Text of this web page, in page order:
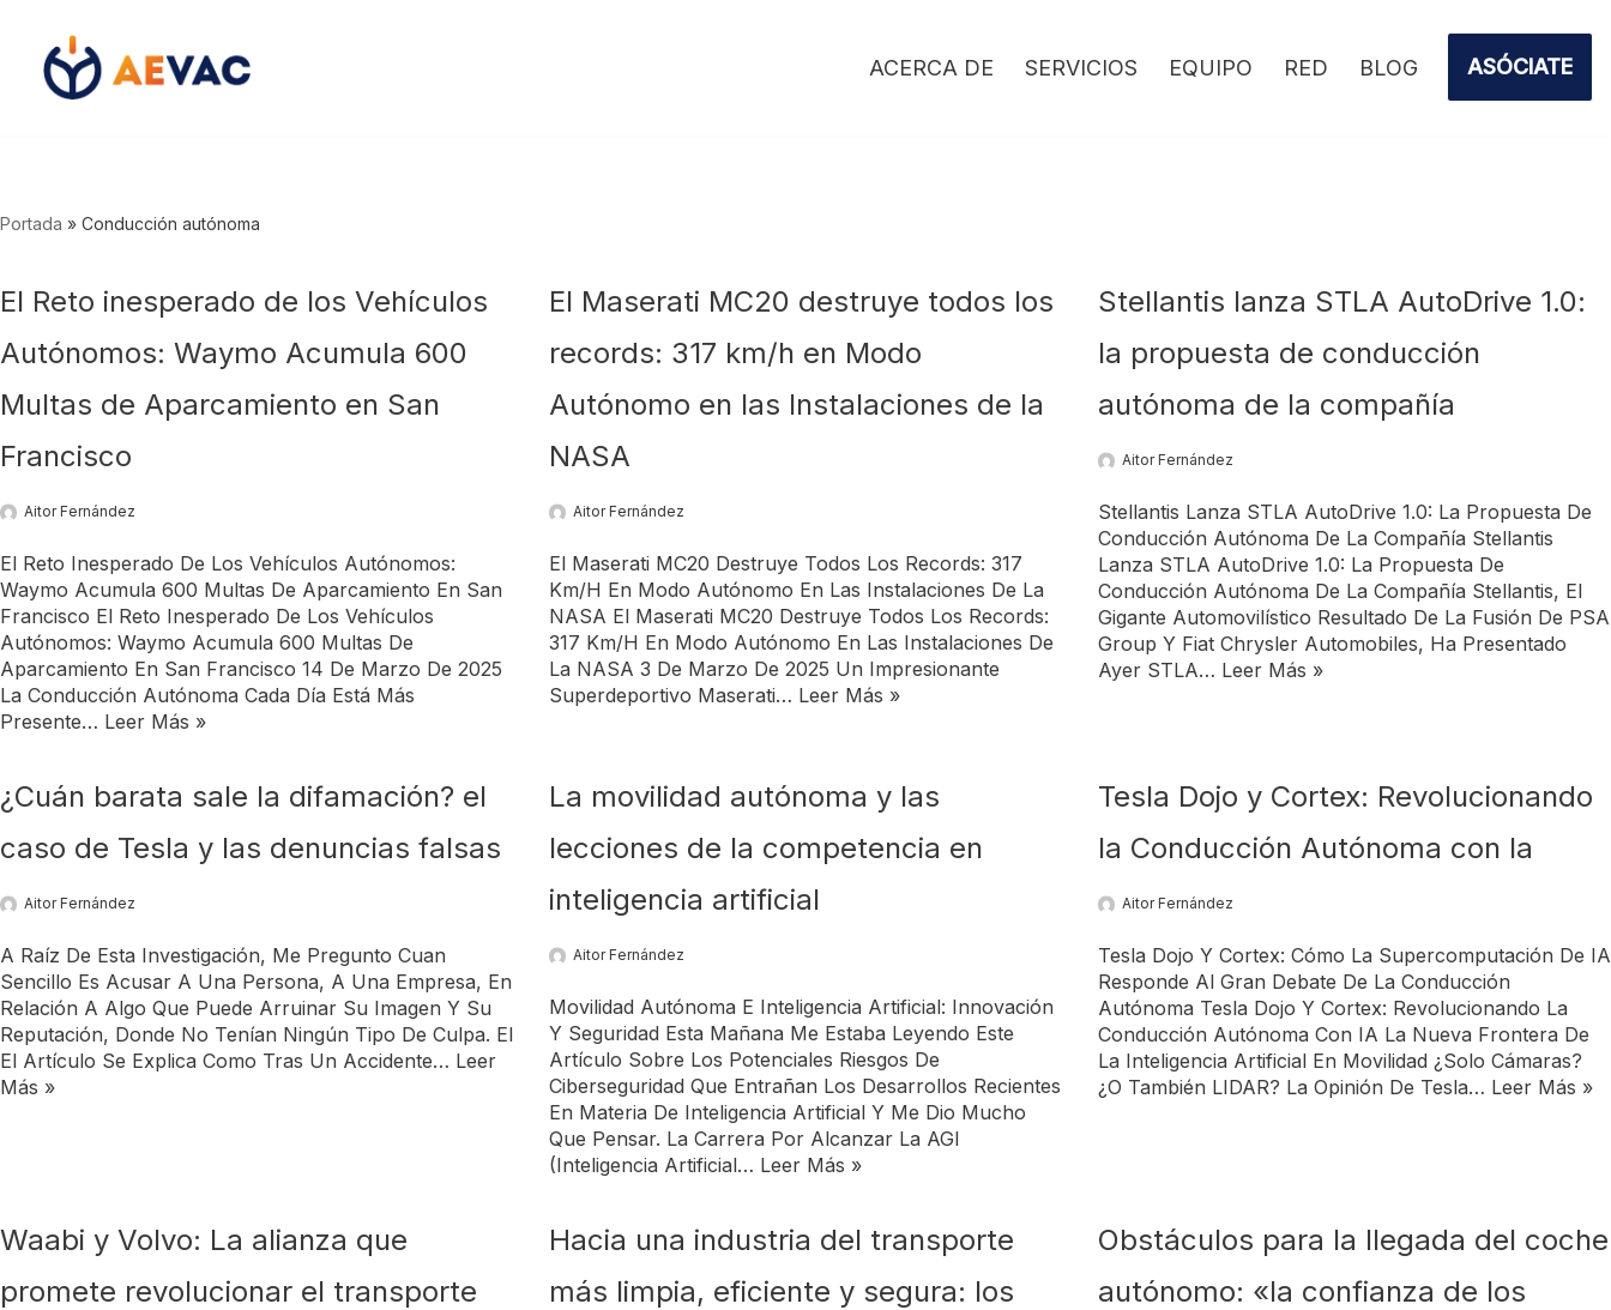
Saltar
ACERCA DE SERVICIOS EQUIPO RED BLOG ASÓCIATE
Portada » Conducción autónoma
El Reto inesperado de los Vehículos
Autónomos: Waymo Acumula 600
Multas de Aparcamiento en San
Francisco
Aitor Fernández
El Reto Inesperado De Los Vehículos Autónomos:
Waymo Acumula 600 Multas De Aparcamiento En San
Francisco El Reto Inesperado De Los Vehículos
Autónomos: Waymo Acumula 600 Multas De
Aparcamiento En San Francisco 14 De Marzo De 2025
La Conducción Autónoma Cada Día Está Más
Presente… Leer Más »
El Maserati MC20 destruye todos los
records: 317 km/h en Modo
Autónomo en las Instalaciones de la
NASA
Aitor Fernández
El Maserati MC20 Destruye Todos Los Records: 317
Km/h En Modo Autónomo En Las Instalaciones De La
NASA El Maserati MC20 Destruye Todos Los Records:
317 Km/h En Modo Autónomo En Las Instalaciones De
La NASA 3 De Marzo De 2025 Un Impresionante
Superdeportivo Maserati… Leer Más »
Stellantis lanza STLA AutoDrive 1.0:
la propuesta de conducción
autónoma de la compañía
Aitor Fernández
Stellantis Lanza STLA AutoDrive 1.0: La Propuesta De
Conducción Autónoma De La Compañía Stellantis
Lanza STLA AutoDrive 1.0: La Propuesta De
Conducción Autónoma De La Compañía Stellantis, El
Gigante Automovilístico Resultado De La Fusión De PSA
Group Y Fiat Chrysler Automobiles, Ha Presentado
Ayer STLA… Leer Más »
¿Cuán barata sale la difamación? el
caso de Tesla y las denuncias falsas
Aitor Fernández
A Raíz De Esta Investigación, Me Pregunto Cuan
Sencillo Es Acusar A Una Persona, A Una Empresa, En
Relación A Algo Que Puede Arruinar Su Imagen Y Su
Reputación, Donde No Tenían Ningún Tipo De Culpa. El
El Artículo Se Explica Como Tras Un Accidente… Leer
Más »
La movilidad autónoma y las
lecciones de la competencia en
inteligencia artificial
Aitor Fernández
Movilidad Autónoma E Inteligencia Artificial: Innovación
Y Seguridad Esta Mañana Me Estaba Leyendo Este
Artículo Sobre Los Potenciales Riesgos De
Ciberseguridad Que Entrañan Los Desarrollos Recientes
En Materia De Inteligencia Artificial Y Me Dio Mucho
Que Pensar. La Carrera Por Alcanzar La AGI
(inteligencia Artificial… Leer Más »
Tesla Dojo y Cortex: Revolucionando
la Conducción Autónoma con Ia
Aitor Fernández
Tesla Dojo Y Cortex: Cómo La Supercomputación De IA
Responde Al Gran Debate De La Conducción
Autónoma Tesla Dojo Y Cortex: Revolucionando La
Conducción Autónoma Con IA La Nueva Frontera De
La Inteligencia Artificial En Movilidad ¿Solo Cámaras?
¿O También LIDAR? La Opinión De Tesla… Leer Más »
Waabi y Volvo: La alianza que
promete revolucionar el transporte
Hacia una industria del transporte
más limpia, eficiente y segura: los
Obstáculos para la llegada del coche
autónomo: «la confianza de los